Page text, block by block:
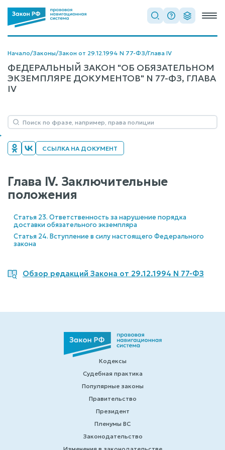
Начало/Законы/Закон от 29.12.1994 N 77-ФЗ/Глава IV
ФЕДЕРАЛЬНЫЙ ЗАКОН "ОБ ОБЯЗАТЕЛЬНОМ
ЭКЗЕМПЛЯРЕ ДОКУМЕНТОВ" N 77-ФЗ, ГЛАВА
IV
ССЫЛКА НА ДОКУМЕНТ
Глава IV. Заключительные
положения
Статья 23. Ответственность за нарушение порядка
доставки обязательного экземпляра
Статья 24. Вступление в силу настоящего Федерального
закона
Обзор редакций Закона от 29.12.1994 N 77-ФЗ
Кодексы
Судебная практика
Популярные законы
Правительство
Президент
Пленумы ВС
Законодательство